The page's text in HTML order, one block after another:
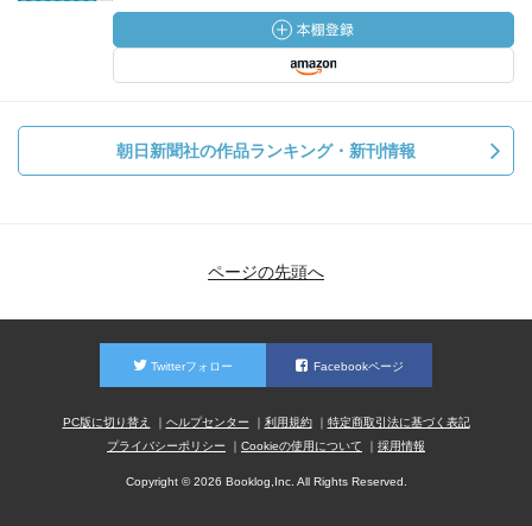
朝日新聞社の作品ランキング・新刊情報
ページの先頭へ
Twitterフォロー Facebookページ
PC版に切り替え ヘルプセンター 利用規約
特定商取引法に基づく表記
プライバシーポリシー
Cookieの使用について 採用情報
Copyright © 2026 Booklog,Inc. All Rights Reserved.